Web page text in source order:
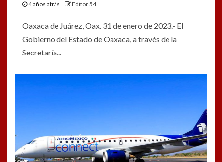
4 años atrás Editor 54
Oaxaca de Juárez, Oax. 31 de enero de 2023.- El
Gobierno del Estado de Oaxaca, a través de la
Secretaría...